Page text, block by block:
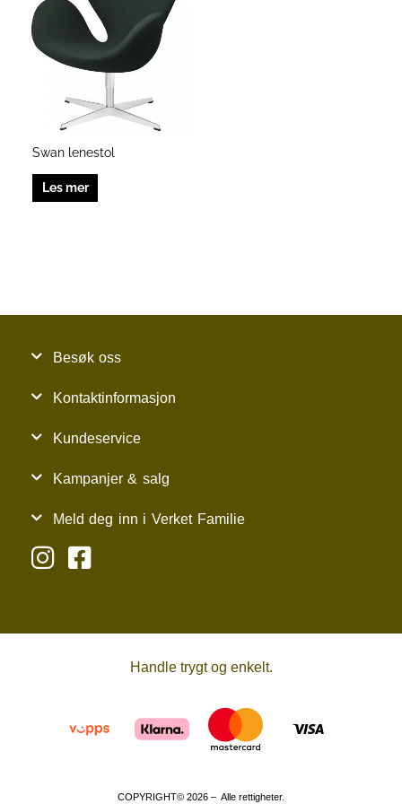
Swan lenestol
Les mer
Besøk oss
Kontaktinformasjon
Kundeservice
Kampanjer & salg
Meld deg inn i Verket Familie
Handle trygt og enkelt.
COPYRIGHT© 2026 – Alle rettigheter.